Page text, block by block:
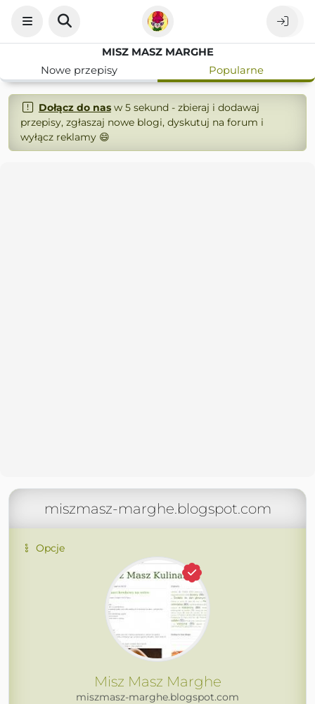
MISZ MASZ MARGHE
Nowe przepisy
Popularne
Dołącz do nasw 5 sekund - zbieraj i dodawaj
przepisy, zgłaszaj nowe blogi, dyskutuj na forum i
wyłącz reklamy 😄
miszmasz-marghe.blogspot.com
Opcje
Misz Masz Marghe
miszmasz-marghe.blogspot.com